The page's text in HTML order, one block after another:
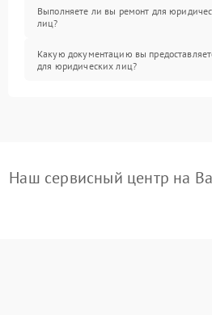
Выполняете ли вы ремонт для
лиц?
Какую документацию вы
для юридических лиц?
Наш сервисный центр на